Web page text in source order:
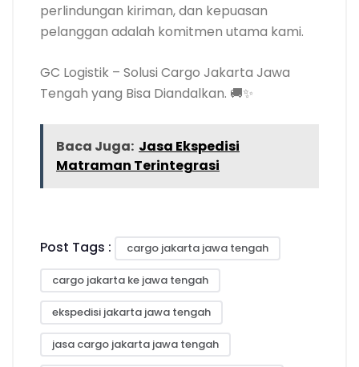
perlindungan kiriman, dan kepuasan
pelanggan adalah komitmen utama kami.
GC Logistik – Solusi Cargo Jakarta Jawa
Tengah yang Bisa Diandalkan. 🚚✨
Baca Juga: Jasa Ekspedisi
Matraman Terintegrasi
Post Tags : cargo jakarta jawa tengah
cargo jakarta ke jawa tengah
ekspedisi jakarta jawa tengah
jasa cargo jakarta jawa tengah